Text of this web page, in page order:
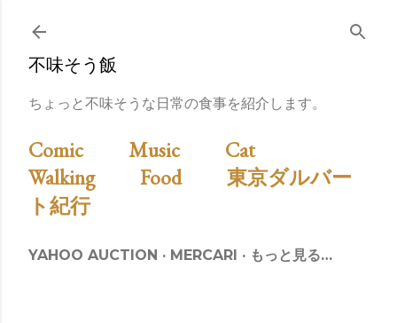
スキップしてメイン コンテンツに移動
不味そう飯
ちょっと不味そうな日常の食事を紹介します。
Comic Music
Cat
Walking
Food
東京ダルバー
ト紀行
YAHOO AUCTION MERCARI もっと見る…